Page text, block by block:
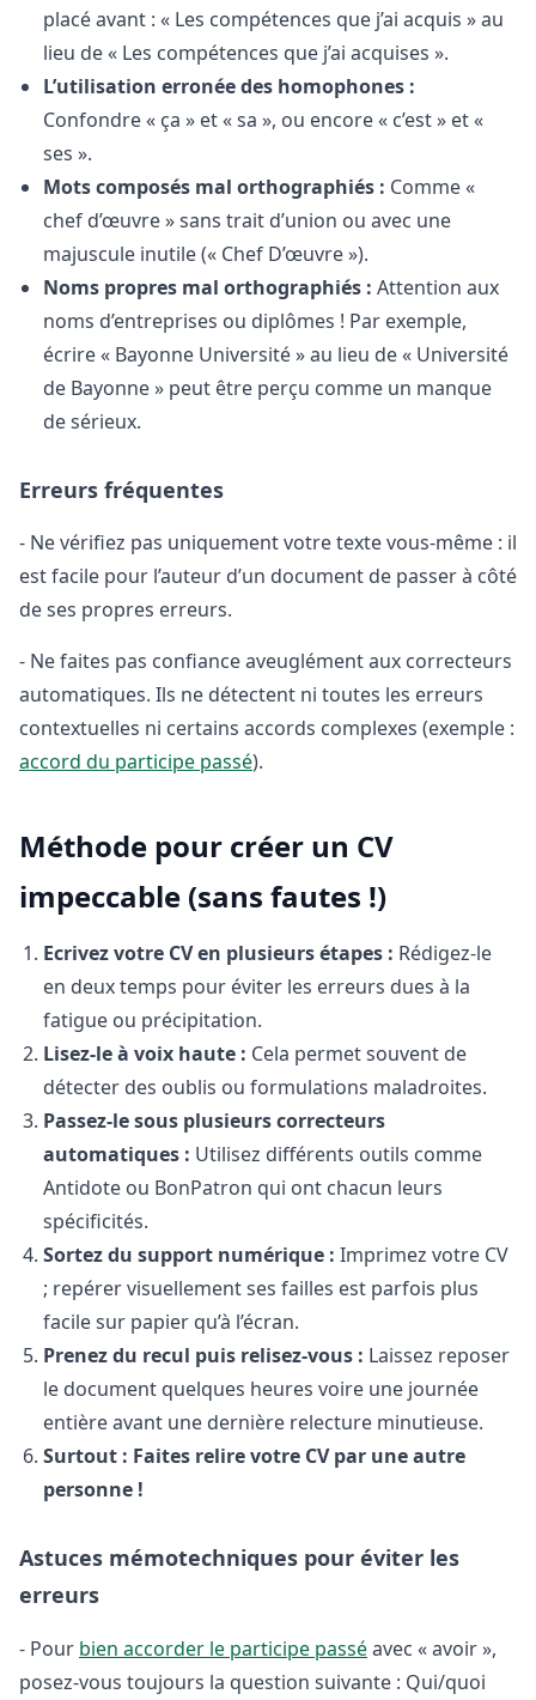
placé avant : « Les compétences que j’ai acquis » au
lieu de « Les compétences que j’ai acquises ».
L’utilisation erronée des homophones :
Confondre « ça » et « sa », ou encore « c’est » et «
ses ».
Mots composés mal orthographiés : Comme «
chef d’œuvre » sans trait d’union ou avec une
majuscule inutile (« Chef D’œuvre »).
Noms propres mal orthographiés : Attention aux
noms d’entreprises ou diplômes ! Par exemple,
écrire « Bayonne Université » au lieu de « Université
de Bayonne » peut être perçu comme un manque
de sérieux.
Erreurs fréquentes
- Ne vérifiez pas uniquement votre texte vous-même : il
est facile pour l’auteur d’un document de passer à côté
de ses propres erreurs.
- Ne faites pas confiance aveuglément aux correcteurs
automatiques. Ils ne détectent ni toutes les erreurs
contextuelles ni certains accords complexes (exemple :
accord du participe passé).
Méthode pour créer un CV
impeccable (sans fautes !)
Ecrivez votre CV en plusieurs étapes : Rédigez-le
en deux temps pour éviter les erreurs dues à la
fatigue ou précipitation.
Lisez-le à voix haute : Cela permet souvent de
détecter des oublis ou formulations maladroites.
Passez-le sous plusieurs correcteurs
automatiques : Utilisez différents outils comme
Antidote ou BonPatron qui ont chacun leurs
spécificités.
Sortez du support numérique : Imprimez votre CV
; repérer visuellement ses failles est parfois plus
facile sur papier qu’à l’écran.
Prenez du recul puis relisez-vous : Laissez reposer
le document quelques heures voire une journée
entière avant une dernière relecture minutieuse.
Surtout : Faites relire votre CV par une autre
personne !
Astuces mémotechniques pour éviter les
erreurs
- Pour bien accorder le participe passéavec « avoir »,
posez-vous toujours la question suivante : Qui/quoi